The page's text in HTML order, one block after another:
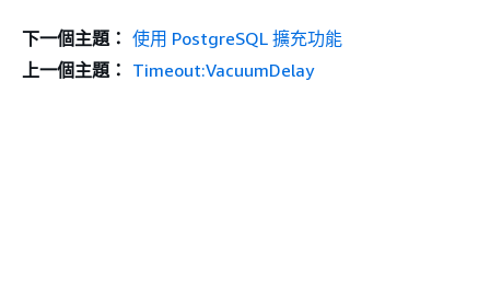
下一個主題： 使用 PostgreSQL 擴充功能
上一個主題： Timeout:VacuumDelay